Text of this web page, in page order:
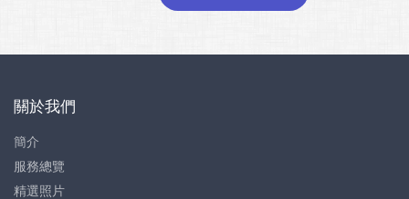
關於我們
簡介
服務總覽
精選照片